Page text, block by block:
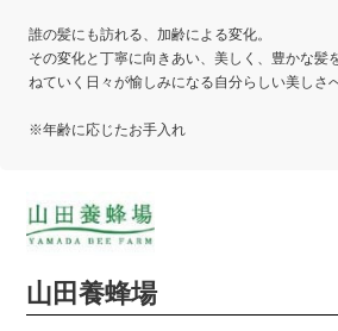
誰の髪にも訪れる、加齢による変化。
その変化と丁寧に向きあい、美しく、豊かな髪
ねていく日々が愉しみになる自分らしい美しさ
※年齢に応じたお手入れ
山田養蜂場